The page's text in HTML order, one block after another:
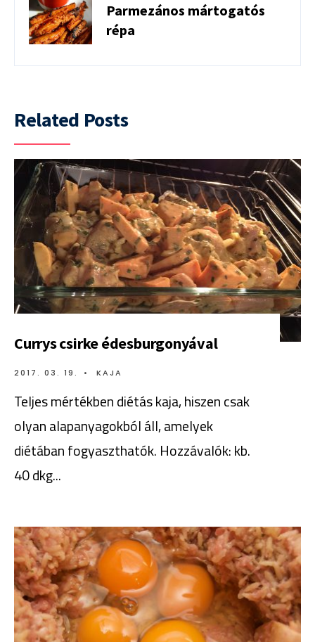
Parmezános mártogatós
répa
Related Posts
Currys csirke édesburgonyával
2017. 03. 19. • KAJA
Teljes mértékben diétás kaja, hiszen csak
olyan alapanyagokból áll, amelyek
diétában fogyaszthatók. Hozzávalók: kb.
40 dkg...